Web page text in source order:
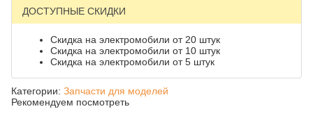
ДОСТУПНЫЕ СКИДКИ
Скидка на электромобили от 20 штук
Скидка на электромобили от 10 штук
Скидка на электромобили от 5 штук
Категории: Запчасти для моделей
Рекомендуем посмотреть